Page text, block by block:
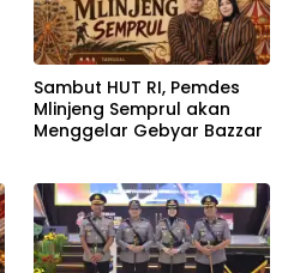
Sambut HUT RI, Pemdes
Mlinjeng Semprul akan
Menggelar Gebyar Bazzar